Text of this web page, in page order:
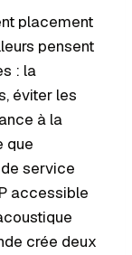
placement
pensent
: la
éviter les
à la
que
service
accessible
crée deux